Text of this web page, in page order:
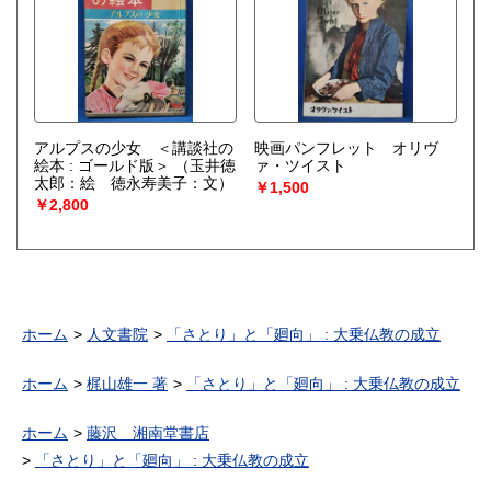
アルプスの少女 ＜講談社の
絵本 : ゴールド版＞
（玉井徳
太郎：絵 徳永寿美子：文）
￥2,800
映画パンフレット オリヴ
ァ・ツイスト
￥1,500
ホーム 人文書院 「さとり」と「廻向」 : 大乗仏教の成立
ホーム 梶山雄一 著 「さとり」と「廻向」 : 大乗仏教の成立
ホーム
藤沢 湘南堂書店
「さとり」と「廻向」 : 大乗仏教の成立